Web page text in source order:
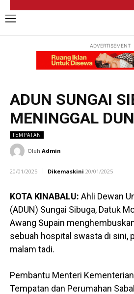
ADVERTISEMENT
ADUN SUNGAI
MENINGGAL
TEMPATAN
Oleh Admin
20/01/2025 Dikemaskini 20/01/2025
KOTA KINABALU: Ahli Dewan
(ADUN) Sungai Sibuga, Datuk
Awang Supain
sebuah hospital swasta di sini,
malam tadi.
Pembantu Menteri
Tempatan dan Perumahan